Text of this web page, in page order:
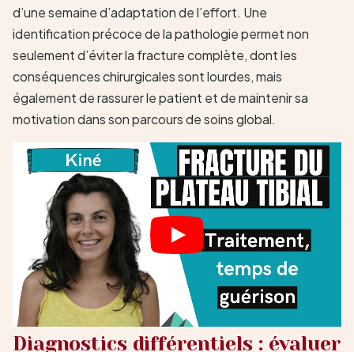
d’une semaine d’adaptation de l’effort. Une
identification précoce de la pathologie permet non
seulement d’éviter la fracture complète, dont les
conséquences chirurgicales sont lourdes, mais
également de rassurer le patient et de maintenir sa
motivation dans son parcours de soins global.
Diagnostics différentiels : évaluer